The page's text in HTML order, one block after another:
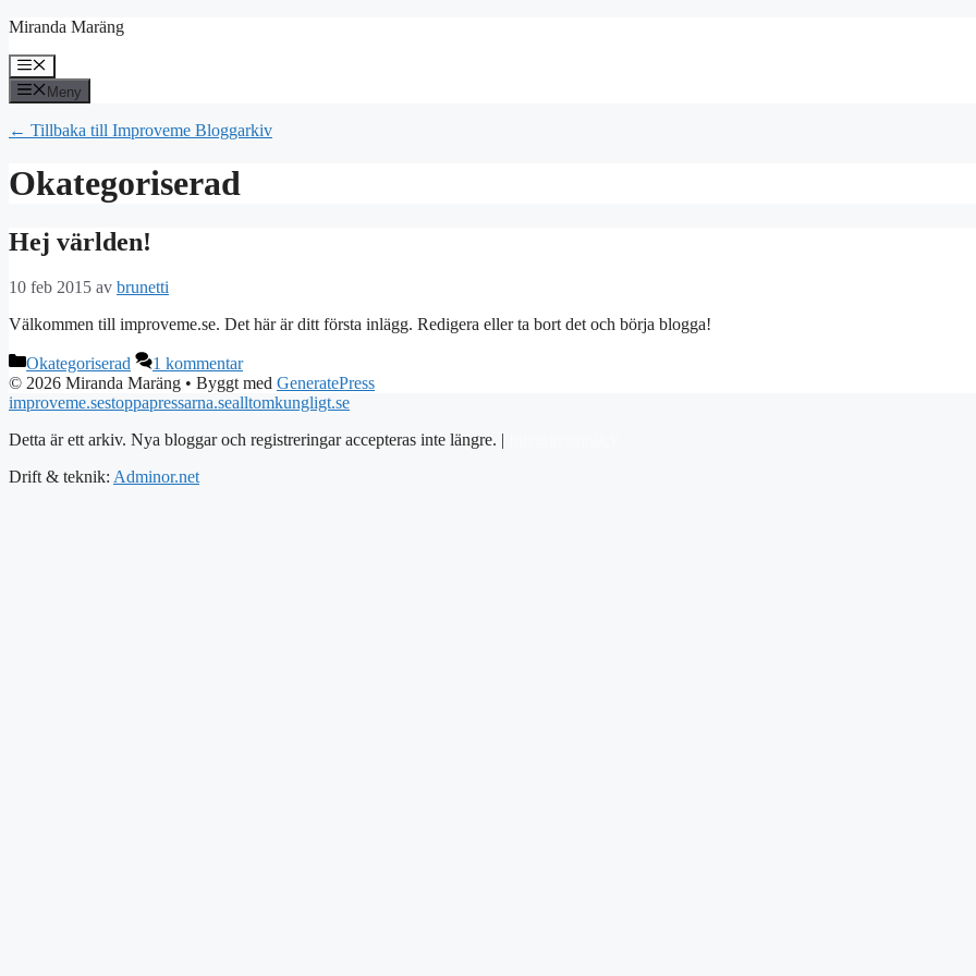
Hoppa
innehåll
Miranda Maräng
Meny
Meny
← Tillbaka till Improveme Bloggarkiv
Okategoriserad
Hej världen!
10 feb 2015 av brunetti
Välkommen till improveme.se. Det här är ditt första inlägg. Redigera eller ta bort det och börja blogga!
Kategorier
Okategoriserad
1 kommentar
© 2026 Miranda Maräng • Byggt med GeneratePress
improveme.sestoppapressarna.sealltomkungligt.se
Detta är ett arkiv. Nya bloggar och registreringar accepteras inte längre. |
Drift & teknik: Adminor.net